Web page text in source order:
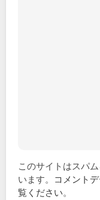
このサイトはスパ
います。 コメント
覧ください。